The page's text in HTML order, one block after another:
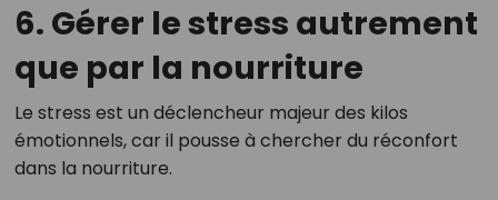
6. Gérer le stress autrement
que par la nourriture
Le stress est un déclencheur majeur des kilos
émotionnels, car il pousse à chercher du réconfort
dans la nourriture.